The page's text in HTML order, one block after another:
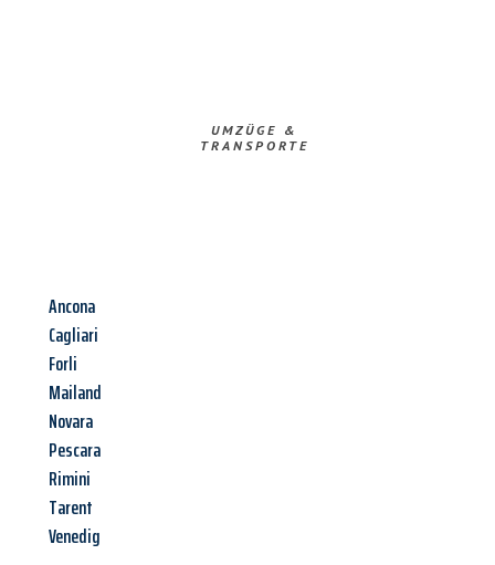
UMZÜGE &
TRANSPORTE
Ancona
Cagliari
Forli
Mailand
Novara
Pescara
Rimini
Tarent
Venedig